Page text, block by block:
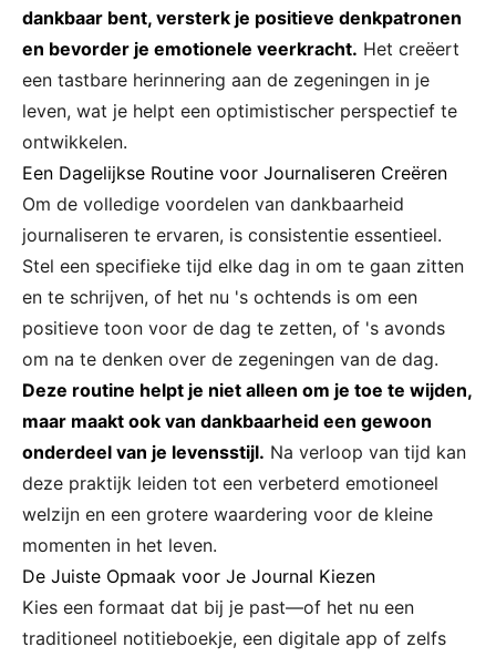
dankbaar bent, versterk je positieve denkpatronen
en bevorder je emotionele veerkracht. Het creëert
een tastbare herinnering aan de zegeningen in je
leven, wat je helpt een optimistischer perspectief te
ontwikkelen.
Een Dagelijkse Routine voor Journaliseren Creëren
Om de volledige voordelen van dankbaarheid
journaliseren te ervaren, is consistentie essentieel.
Stel een specifieke tijd elke dag in om te gaan zitten
en te schrijven, of het nu 's ochtends is om een
positieve toon voor de dag te zetten, of 's avonds
om na te denken over de zegeningen van de dag.
Deze routine helpt je niet alleen om je toe te wijden,
maar maakt ook van dankbaarheid een gewoon
onderdeel van je levensstijl. Na verloop van tijd kan
deze praktijk leiden tot een verbeterd emotioneel
welzijn en een grotere waardering voor de kleine
momenten in het leven.
De Juiste Opmaak voor Je Journal Kiezen
Kies een formaat dat bij je past—of het nu een
traditioneel notitieboekje, een digitale app of zelfs